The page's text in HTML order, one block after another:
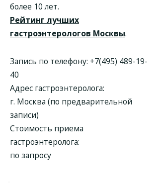
более 10 лет.
Рейтинг лучших
гастроэнтерологов Москвы.
Запись по телефону: +7(495) 489-19-
40
Адрес гастроэнтеролога:
г. Москва (по предварительной
записи)
Стоимость приема
гастроэнтеролога:
по запросу